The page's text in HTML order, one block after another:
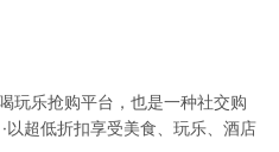
玩乐抢购平台，也是一种社交购
以超低折扣享受美食、玩乐、酒店